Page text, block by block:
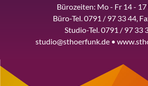
Bürozeiten: Mo - Fr 14 -
Büro-Tel. 0791 / 97 33 44,
Studio-Tel. 0791 / 97 33
studio@sthoerfunk.de •